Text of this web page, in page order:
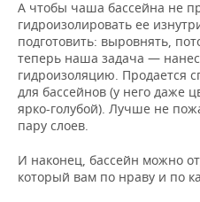
А чтобы чаша бассейна не
гидроизолировать ее
подготовить: выровнять,
теперь наша задача —
гидроизоляцию. Продается
для бассейнов (у него даже
ярко-голубой). Лучше не
пару слоев.
И наконец, бассейн можно
который вам по нраву и по